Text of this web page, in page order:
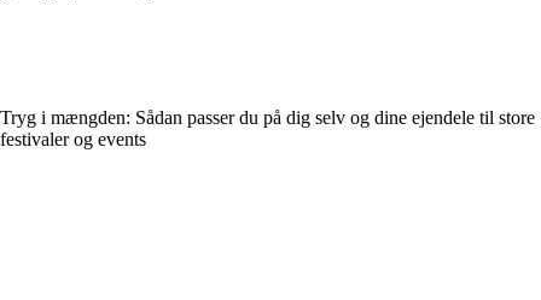
Tryg i mængden: Sådan passer du på dig selv og dine ejendele til store
festivaler og events